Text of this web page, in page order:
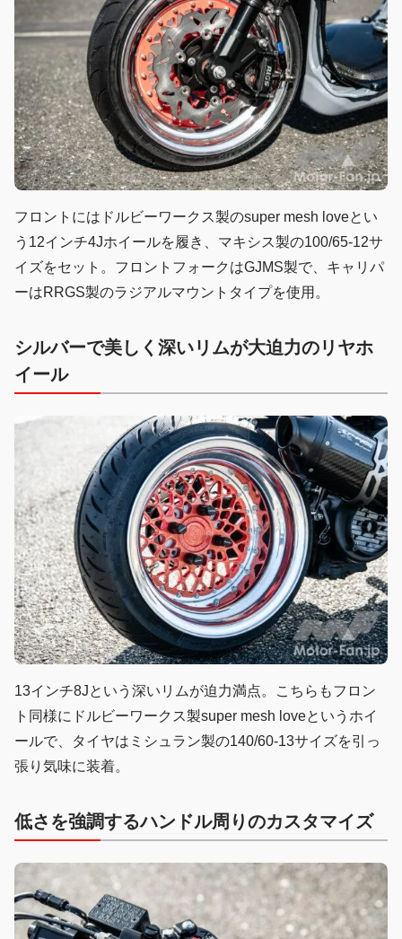
フロントにはドルビーワークス製のsuper mesh loveとい
う12インチ4Jホイールを履き、マキシス製の100/65-12サ
イズをセット。フロントフォークはGJMS製で、キャリパ
ーはRRGS製のラジアルマウントタイプを使用。
シルバーで美しく 深いリムが大迫力のリヤホ
イール
13インチ8Jという深いリムが迫力満点。こちらもフロン
ト同様にドルビーワークス製super mesh loveというホイ
ールで、タイヤはミシュラン製の140/60-13サイズを引っ
張り気味に装着。
低さを強調するハンドル周りのカスタマイズ